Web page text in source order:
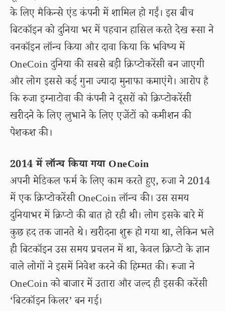
के लिए मैकिन्से एंड कंपनी में शामिल हो गईं। इस बीच
बिटकॉइन को दुनिया भर में पहचान हासिल करते देख रूसा ने
वनकॉइन लॉन्च किया और दावा किया कि भविष्य में
OneCoin दुनिया की सबसे बड़ी क्रिप्टोकरेंसी बन जाएगी
और लोग इससे कई गुना ज्यादा मुनाफा कमाएंगे। आरोप है
कि रुजा इग्नाटोवा की कंपनी ने दूसरों को क्रिप्टोकरेंसी
खरीदने के लिए लुभाने के लिए एजेंटों को कमीशन की
पेशकश की।
2014 में लॉन्च किया गया OneCoin
अपनी मेडिकल फर्म के लिए काम करते हुए, रुजा ने 2014
में एक क्रिप्टोकरेंसी OneCoin लॉन्च की। उस समय
दुनियाभर में क्रिप्टो की बात हो रही थी। लोग इसके बारे में
कुछ हद तक जानते थे। खरीदना शुरू हो गया था, लेकिन भले
ही बिटकॉइन उस समय प्रचलन में था, केवल क्रिप्टो के ज्ञान
वाले लोगों ने इसमें निवेश करने की हिम्मत की। रूजा ने
OneCoin को बाजार में उतारा और जल्द ही इसकी करेंसी
‘बिटकॉइन किलर’ बन गई।